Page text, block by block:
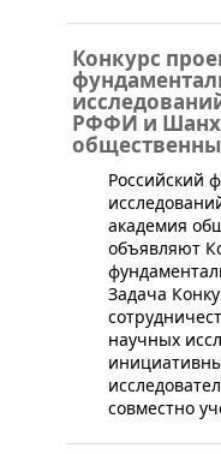
Конкурс
РФФИ и
Российский
академия
объявляют
Задача
научных
совместно